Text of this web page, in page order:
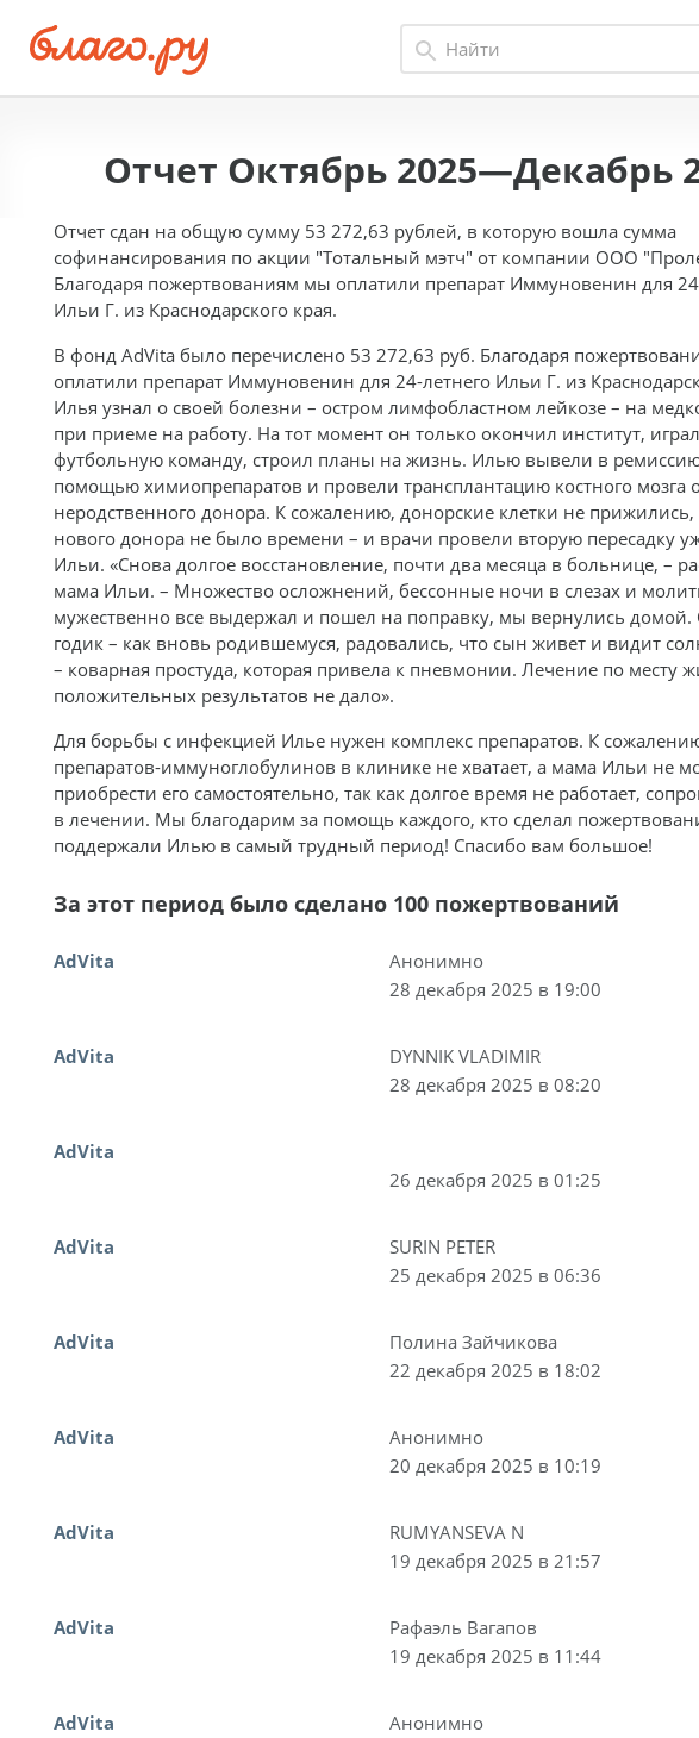
Отчет Октябрь 2025—Декабрь
Отчет сдан на общую сумму 53 272,63 рублей, в которую вошла сумма
софинансирования по акции "Тотальный мэтч" от компании ООО
Благодаря пожертвованиям мы оплатили препарат Иммуновенин для
Ильи Г. из Краснодарского края.
В фонд AdVita было перечислено 53 272,63 руб. Благодаря
оплатили препарат Иммуновенин для 24-летнего Ильи Г. из
Илья узнал о своей болезни – остром лимфобластном лейкозе – на
при приеме на работу. На тот момент он только окончил институт,
футбольную команду, строил планы на жизнь. Илью вывели в
помощью химиопрепаратов и провели трансплантацию костного мозга
неродственного донора. К сожалению, донорские клетки не прижились,
нового донора не было времени – и врачи провели вторую пересадку
Ильи. «Снова долгое восстановление, почти два месяца в больнице, –
мама Ильи. – Множество осложнений, бессонные ночи в слезах и
мужественно все выдержал и пошел на поправку, мы вернулись домой.
годик – как вновь родившемуся, радовались, что сын живет и видит
– коварная простуда, которая привела к пневмонии. Лечение по месту
положительных результатов не дало».
Для борьбы с инфекцией Илье нужен комплекс препаратов. К
препаратов-иммуноглобулинов в клинике не хватает, а мама Ильи не
приобрести его самостоятельно, так как долгое время не работает,
в лечении. Мы благодарим за помощь каждого, кто сделал
поддержали Илью в самый трудный период! Спасибо вам большое!
За этот период было сделано 100 пожертвований
AdVita
Анонимно
28 декабря 2025 в 19:00
AdVita
DYNNIK VLADIMIR
28 декабря 2025 в 08:20
AdVita
26 декабря 2025 в 01:25
AdVita
SURIN PETER
25 декабря 2025 в 06:36
AdVita
Полина Зайчикова
22 декабря 2025 в 18:02
AdVita
Анонимно
20 декабря 2025 в 10:19
AdVita
RUMYANSEVA N
19 декабря 2025 в 21:57
AdVita
Рафаэль Вагапов
19 декабря 2025 в 11:44
AdVita
Анонимно